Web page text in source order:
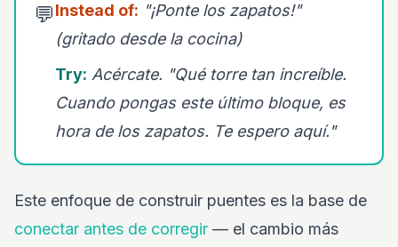
💬Instead of: "¡Ponte los zapatos!"
(gritado desde la cocina)
Try: Acércate. "Qué torre tan increíble.
Cuando pongas este último bloque, es
hora de los zapatos. Te espero aquí."
Este enfoque de construir puentes es la base de
conectar antes de corregir — el cambio más